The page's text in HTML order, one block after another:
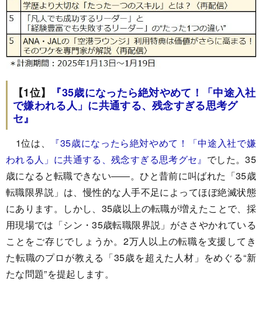
【1位】 『35歳になったら絶対やめて！「中途入社
で嫌われる人」に共通する、残念すぎる思考グ
セ』
1位は、 『35歳になったら絶対やめて！「中途入社で嫌
われる人」に共通する、残念すぎる思考グセ』 でした。35
歳になると転職できない――。ひと昔前に叫ばれた「35歳
転職限界説」は、慢性的な人手不足によってほぼ絶滅状態
にあります。しかし、35歳以上の転職が増えたことで、採
用現場では「シン・35歳転職限界説」がささやかれている
ことをご存じでしょうか。2万人以上の転職を支援してき
た転職のプロが教える「35歳を超えた人材」をめぐる“新
たな問題”を提起します。